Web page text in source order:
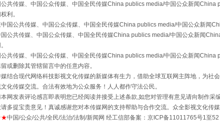
揭批美国五大"原罪" "炒鞋教程"里
共传媒、中国公众传媒、中国全民传媒China publics media/中国公众新闻
利。
中国公共传媒、中国公众传媒、中国全民传媒China publics media/中国公众新闻
公共传媒、中国公众传媒、中国全民传媒China publics media/中国公众新闻
共传媒、中国公众传媒、中国全民传媒China publics media/中国公众新闻
或删除其管辖留言中的任意内容。
结合现代网络科技影视文化传媒的新媒体有生力，借助全球互联网主阵地，为社
化传媒交流。合法有效地为公众服务！人人都作守法公民。
网发表评论感言即表明您已经阅读并接受上述条款,如您对管理有意见请向制作
多提宝贵意见！真诚感谢您对本传媒网的支持帮助与合作交流。众全影视文化传
中国/公众/公共/全民/法治/法制/新闻网 经工信部备案：京ICP备11011765号1至